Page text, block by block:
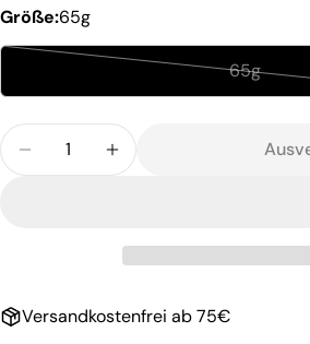
Größe:65g
65g
Variante
oder
Menge
Menge Für NURI SARDINEN
Menge Für NURI
Versandkostenfrei ab 75€
Facebook
Die mit * gekennzeichneten Felder